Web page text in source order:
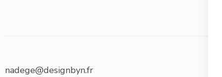
nadege@designbyn.fr